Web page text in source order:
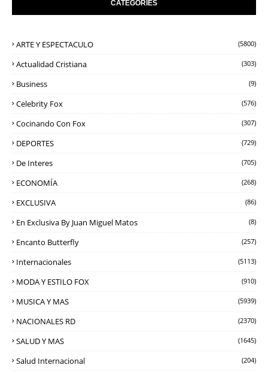
CATEGORIES
ARTE Y ESPECTACULO (5800)
Actualidad Cristiana (303)
Business (9)
Celebrity Fox (576)
Cocinando Con Fox (307)
DEPORTES (729)
De Interes (705)
ECONOMÍA (268)
EXCLUSIVA (86)
En Exclusiva By Juan Miguel Matos (8)
Encanto Butterfly (257)
Internacionales (5113)
MODA Y ESTILO FOX (910)
MUSICA Y MAS (5939)
NACIONALES RD (2370)
SALUD Y MAS (1645)
Salud Internacional (204)